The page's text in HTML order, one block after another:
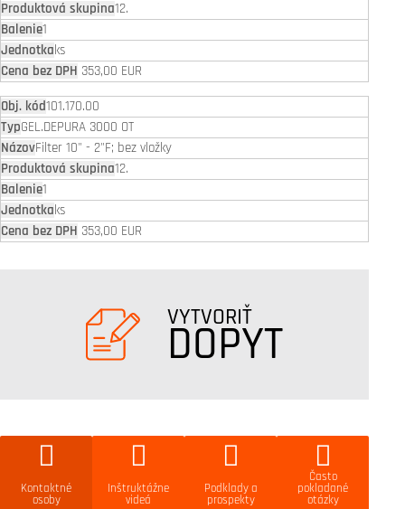
12.
1
ks
353,00 EUR
101.170.00
GEL.DEPURA 3000 OT
Filter 10" - 2"F; bez vložky
12.
1
ks
353,00 EUR
VYTVORIŤ
DOPYT
Kontaktné
osoby
Inštruktážne
videá
Podklady a
prospekty
Často
pokladané
otázky